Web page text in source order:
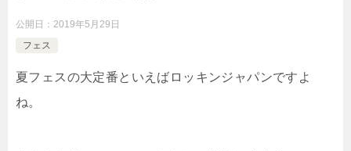
公開日： 2019年5月29日
フェス
夏フェスの大定番といえばロッキンジャパンですよ
ね。